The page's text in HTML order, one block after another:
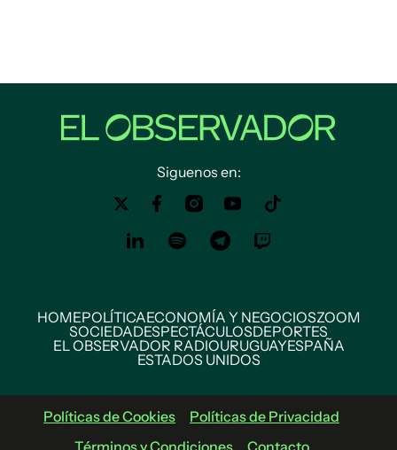
Siguenos en:
HOMEPOLÍTICAECONOMÍA Y NEGOCIOSZOOM
SOCIEDADESPECTÁCULOSDEPORTES
EL OBSERVADOR RADIOURUGUAYESPAÑA
ESTADOS UNIDOS
Políticas de Cookies
Políticas de Privacidad
Términos y Condiciones
Contacto